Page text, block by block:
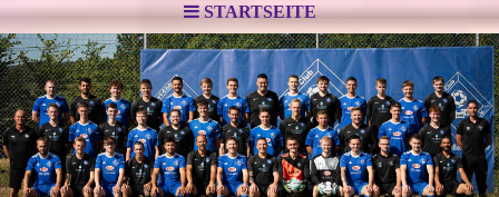
STARTSEITE
.